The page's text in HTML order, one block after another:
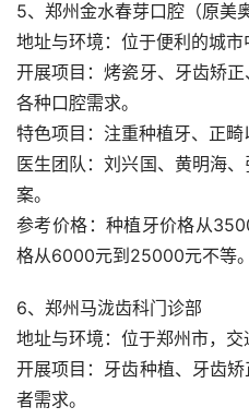
5、郑州金水春芽口腔（原美
地址与环境：位于便利的城市
开展项目：烤瓷牙、牙齿矫
各种口腔需求。
特色项目：注重种植牙、正畸
医生团队：刘兴国、黄明海
案。
参考价格：种植牙价格从
格从6000元到25000元不等。
6、郑州马泷齿科门诊部
地址与环境：位于郑州市，交
开展项目：牙齿种植、牙齿
者需求。